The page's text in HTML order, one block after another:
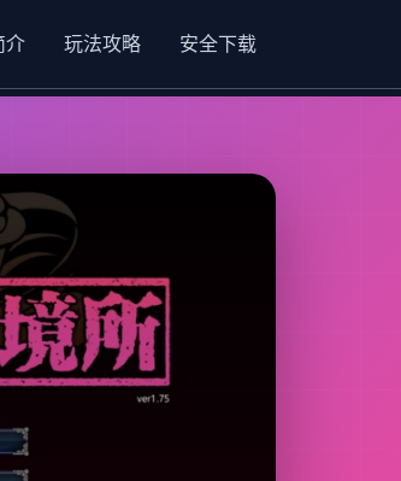
介 玩法攻略 安全下载